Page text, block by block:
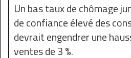
Un bas taux de chômage
de confiance élevé des
devrait engendrer une
ventes de 3 %.